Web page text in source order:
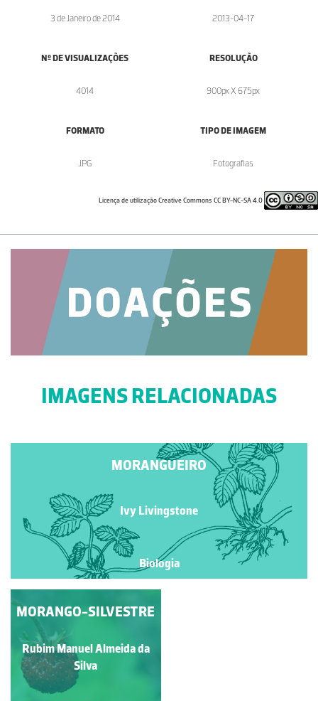
3 de Janeiro de 2014 2013-04-17
Nº DE VISUALIZAÇÕES
4014
RESOLUÇÃO
900px X 675px
FORMATO
.JPG
TIPO DE IMAGEM
Fotografias
Licença de utilização Creative Commons CC BY-NC-SA 4.0
IMAGENS RELACIONADAS
MORANGUEIRO
Ivy Livingstone
Biologia
MORANGUEIRO
Manuela Lopes
MORANGO-SILVESTRE
Rubim Manuel Almeida da
Silva